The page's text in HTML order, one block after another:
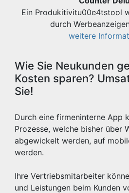
Ein Produkitivitu00e4tstool
durch
weitere
Wie Sie Neukunden
Kosten sparen?
Sie!
Durch eine firmeninterne App
Prozesse, welche bisher über
abgewickelt werden, auf
werden.
Ihre Vertriebsmitarbeiter
und Leistungen beim Kunden